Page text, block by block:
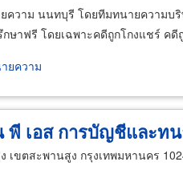
ความ นนทบุรี โดยทีมทนายความบ
ษาฟรี โดยเฉพาะคดีถูกโกงแชร์ คดี
ยความ
พี เอส การบัญชีและท
เขตสะพานสูง กรุงเทพมหานคร